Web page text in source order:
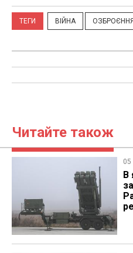
ТЕГИ ВІЙНА
Читайте також
05
В